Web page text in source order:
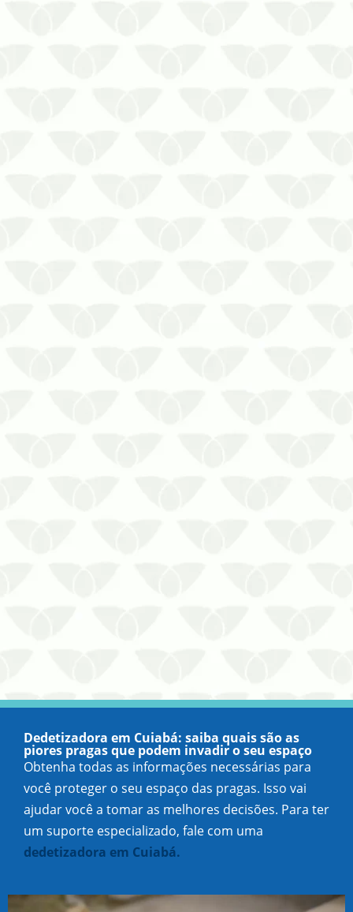
Dedetizadora em Cuiabá: saiba quais são as
piores pragas que podem invadir o seu espaço
Obtenha todas as informações necessárias para
você proteger o seu espaço das pragas. Isso vai
ajudar você a tomar as melhores decisões. Para ter
um suporte especializado, fale com uma
dedetizadora em Cuiabá.